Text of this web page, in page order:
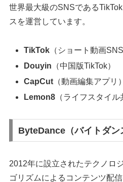
世界最大級のSNSである
スを運営しています。
TikTok （ショート動画SNS
Douyin （中国版TikTok）
CapCut （動画編集アプリ）
Lemon8 （ライフスタイル
ByteDance（バイトダン
2012年に設立されたテクノロ
ゴリズムによるコンテンツ配